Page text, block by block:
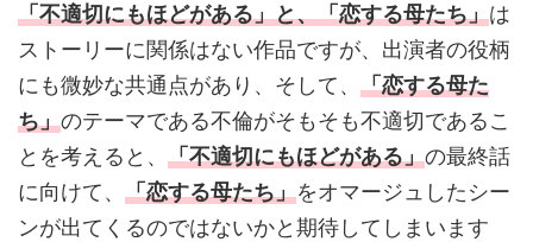
「不適切にもほどがある」と、「恋する母たち」は
ストーリーに関係はない作品ですが、出演者の役柄
にも微妙な共通点があり、そして、 「恋する母た
ち」のテーマである不倫がそもそも不適切であるこ
とを考えると、 「不適切にもほどがある」の最終話
に向けて、 「恋する母たち」をオマージュしたシー
ンが出てくるのではないかと期待してしまいます